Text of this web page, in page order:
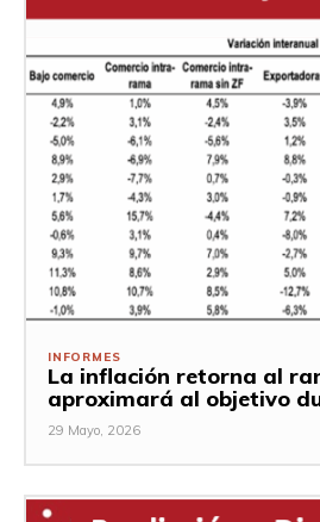
INFORMES
La inflación retorna al
aproximará al objetivo
29 Mayo, 2026